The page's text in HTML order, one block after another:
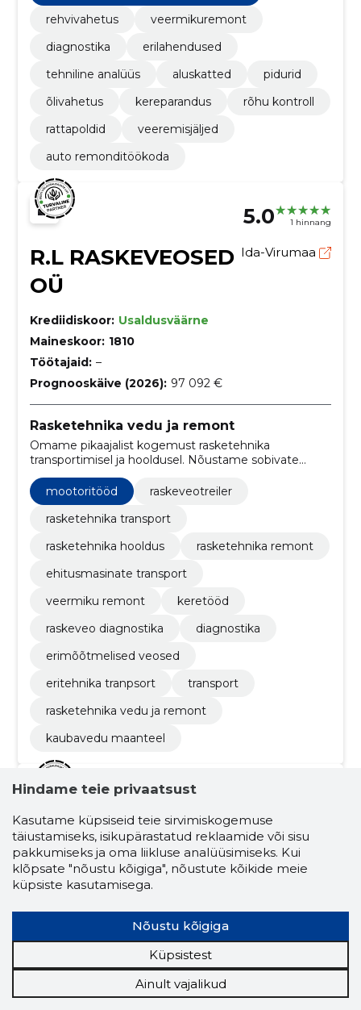
rehvivahetus
veermikuremont
diagnostika
erilahendused
tehniline analüüs
aluskatted
pidurid
õlivahetus
kereparandus
rõhu kontroll
rattapoldid
veeremisjäljed
auto remonditöökoda
5.0 1 hinnang
R.L RASKEVEOSED
OÜ
Ida-Virumaa
Krediidiskoor: Usaldusväärne
Maineskoor: 1810
Töötajaid: –
Prognooskäive (2026): 97 092 €
Rasketehnika vedu ja remont
Omame pikaajalist kogemust rasketehnika
transportimisel ja hooldusel. Nõustame sobivate
mootoritööd
raskeveotreiler
rasketehnika transport
rasketehnika hooldus
rasketehnika remont
ehitusmasinate transport
veermiku remont
keretööd
raskeveo diagnostika
diagnostika
erimõõtmelised veosed
eritehnika tranpsort
transport
rasketehnika vedu ja remont
kaubavedu maanteel
AMSERV AUTO OÜ
Krediidiskoor: Usaldusväärne
Maineskoor:
37 690
Töötajaid: 242
86 991 953 €
Oleme hoolivad, avatud, kogenud ja ühtne
pere!
Hindame teie privaatsust
Kasutame küpsiseid teie sirvimiskogemuse
täiustamiseks, isikupärastatud reklaamide või sisu
pakkumiseks ja oma liikluse analüüsimiseks. Kui
klõpsate "nõustu kõigiga", nõustute kõikide meie
küpsiste kasutamisega.
Nõustu kõigiga
Küpsistest
Ainult vajalikud